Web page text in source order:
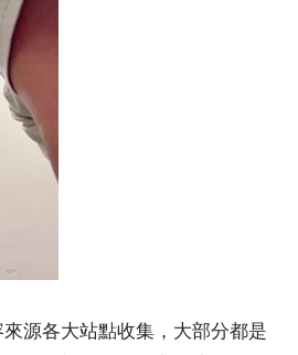
來源各大站點收集，大部分都是